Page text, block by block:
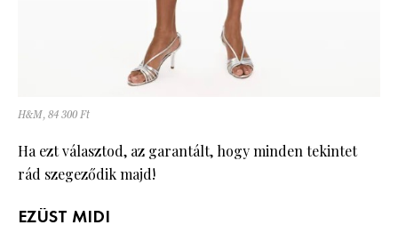
H&M, 84 300 Ft
Ha ezt választod, az garantált, hogy minden tekintet
rád szegeződik majd!
EZÜST MIDI